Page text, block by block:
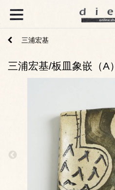
三浦宏基
三浦宏基/板皿象嵌（A）